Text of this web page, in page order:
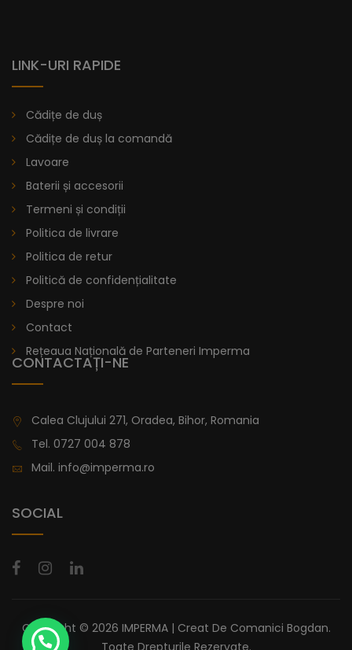
LINK-URI RAPIDE
Cădițe de duș
Cădițe de duș la comandă
Lavoare
Baterii și accesorii
Termeni și condiții
Politica de livrare
Politica de retur
Politică de confidențialitate
Despre noi
Contact
Rețeaua Națională de Parteneri Imperma
CONTACTAȚI-NE
Calea Clujului 271, Oradea, Bihor, Romania
Tel. 0727 004 878
Mail. info@imperma.ro
SOCIAL
Copyright © 2026 IMPERMA | Creat De Comanici Bogdan.
Toate Drepturile Rezervate.